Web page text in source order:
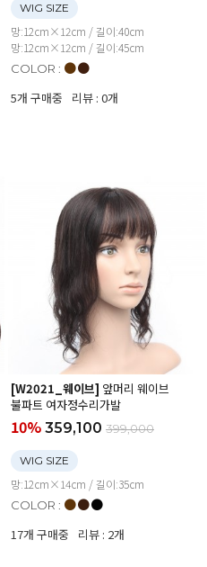
WIG SIZE
망:12cm×12cm / 길이:40cm
망:12cm×12cm / 길이:45cm
COLOR : ● ●
5개 구매중 리뷰 : 0개
[W2021_웨이브] 앞머리 웨이브
불파트 여자정수리가발
10% 359,100 399,000
WIG SIZE
망:12cm×14cm / 길이:35cm
COLOR : ● ● ●
17개 구매중 리뷰 : 2개